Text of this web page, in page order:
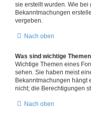
sie erstellt wurden. Wie
Bekanntmachungen
vergeben.
Nach oben
Was sind wichtige
Wichtige Themen eines
sehen. Sie haben meist
Bekanntmachungen hängt
nicht; die Berechtigungen
Nach oben